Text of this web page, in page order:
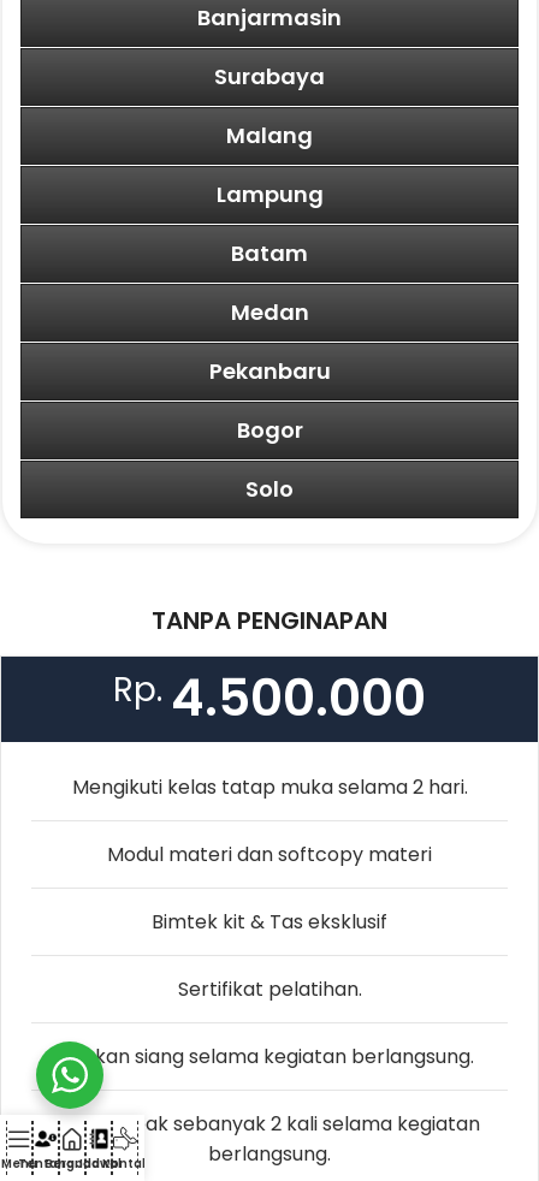
Banjarmasin
Surabaya
Malang
Lampung
Batam
Medan
Pekanbaru
Bogor
Solo
TANPA PENGINAPAN
Rp. 4.500.000
Mengikuti kelas tatap muka selama 2 hari.
Modul materi dan softcopy materi
Bimtek kit & Tas eksklusif
Sertifikat pelatihan.
Makan siang selama kegiatan berlangsung.
Coffebreak sebanyak 2 kali selama kegiatan
berlangsung.
MenuTentangBerandaJadwalKontak